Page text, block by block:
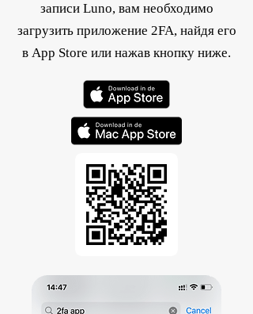
записи Luno, вам необходимо
загрузить приложение 2FA, найдя его
в App Store или нажав кнопку ниже.